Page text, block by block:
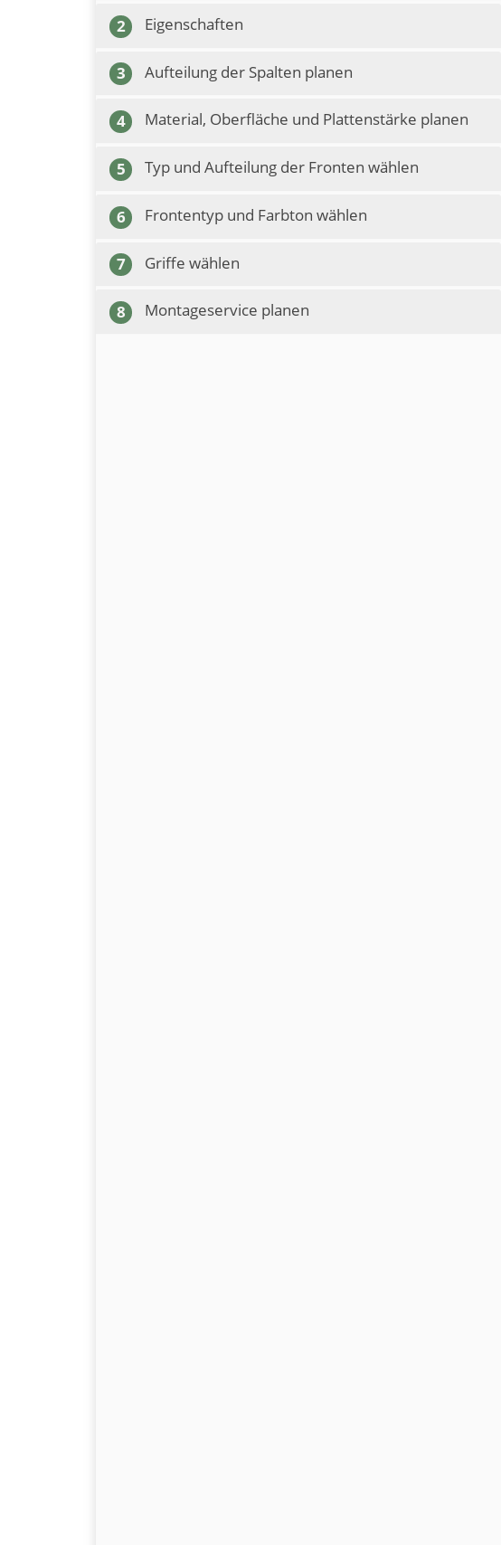
2 Eigenschaften
3 Aufteilung der Spalten planen
4 Material, Oberfläche und Plattenstärke planen
5 Typ und Aufteilung der Fronten wählen
6 Frontentyp und Farbton wählen
7 Griffe wählen
8 Montageservice planen